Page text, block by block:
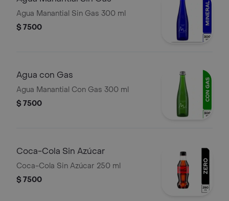
Agua Manantial Sin Gas 300 ml
$ 7500
Agua con Gas
Agua Manantial Con Gas 300 ml
$ 7500
Coca-Cola Sin Azúcar
Coca-Cola Sin Azúcar 250 ml
$ 7500